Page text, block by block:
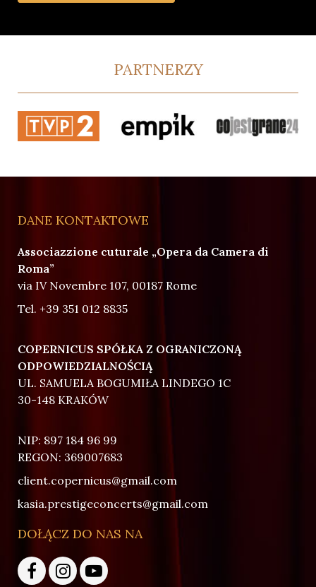
PARTNERZY
DANE KONTAKTOWE
Associazzione cuturale „Opera da Camera di
Roma”
via IV Novembre 107, 00187 Rome
Tel. +39 351 012 8835
COPERNICUS SPÓŁKA Z OGRANICZONĄ
ODPOWIEDZIALNOŚCIĄ
UL. SAMUELA BOGUMIŁA LINDEGO 1C
30-148 KRAKÓW
NIP: 897 184 96 99
REGON: 369007683
client.copernicus@gmail.com
kasia.prestigeconcerts@gmail.com
DOŁĄCZ DO NAS NA